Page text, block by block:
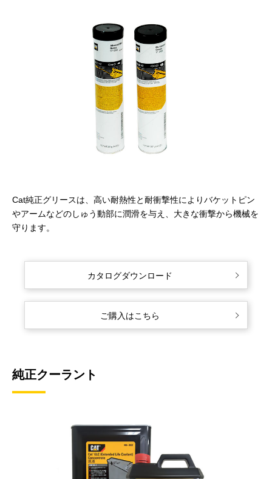
Cat純正グリースは、高い耐熱性と耐衝撃性によりバケットピン
やアームなどのしゅう動部に潤滑を与え、大きな衝撃から機械を
守ります。
カタログダウンロード
ご購入はこちら
純正クーラント